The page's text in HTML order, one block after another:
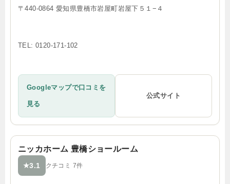
〒440-0864 愛知県豊橋市岩屋町岩屋下５１−４
TEL: 0120-171-102
Googleマップで口コミを
見る
公式サイト
ニッカホーム 豊橋ショールーム
★3.1 クチコミ 7件